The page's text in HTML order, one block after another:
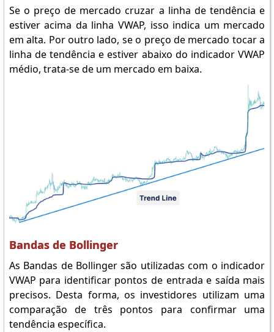
Se o preço de mercado cruzar a linha de tendência e
estiver acima da linha VWAP, isso indica um mercado
em alta. Por outro lado, se o preço de mercado tocar a
linha de tendência e estiver abaixo do indicador VWAP
médio, trata-se de um mercado em baixa.
Bandas de Bollinger
As Bandas de Bollinger são utilizadas com o indicador
VWAP para identificar pontos de entrada e saída mais
precisos. Desta forma, os investidores utilizam uma
comparação de três pontos para confirmar uma
tendência específica.